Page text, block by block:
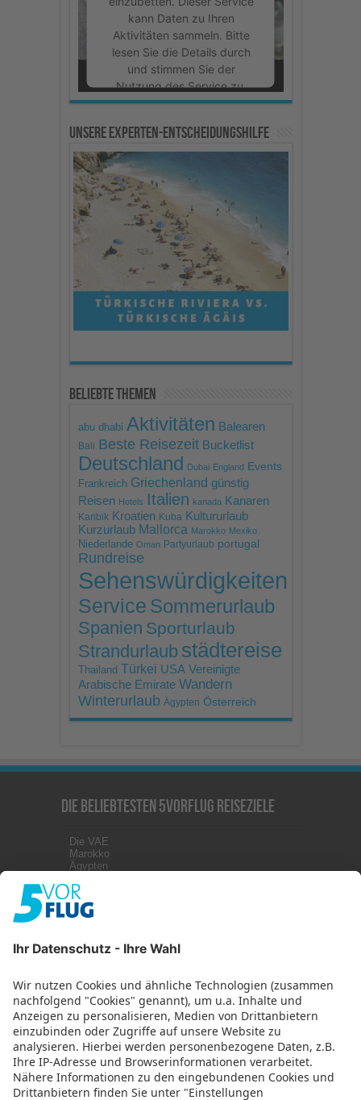
kann Daten zu Ihren
Aktivitäten sammeln. Bitte
lesen Sie die Details durch
und stimmen Sie der
Nutzung des Service zu,
um dieses Video
Mehr Informationen
Akzeptieren
powered byUsercentrics
Consent Management
Platform
Unsere Experten-Entscheidungshilfe
Beliebte Themen
abu dhabi Aktivitäten Balearen
Bali Beste Reisezeit Bucketlist
Deutschland Dubai England Events
Frankreich Griechenland günstig
Reisen Hotels Italien kanada Kanaren
Karibik Kroatien Kuba Kultururlaub
Kurzurlaub Mallorca Marokko Mexiko
Niederlande Oman Partyurlaub portugal
Rundreise
Sehenswürdigkeiten
Service Sommerurlaub
Spanien Sporturlaub
Strandurlaub städtereise
Thailand Türkei USA Vereinigte
Arabische Emirate Wandern
Winterurlaub Ägypten Österreich
Die beliebtesten 5vorFlug Reiseziele
Die VAE
Marokko
Ägypten
Malta
Griechenland
Zypern
Impressum
Datenschutz
Datenschutzeinstellungen
Abonniere uns mit RSS